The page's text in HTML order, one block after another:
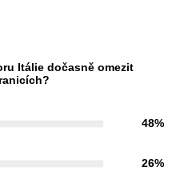
Itálie dočasně omezit
48%
26%